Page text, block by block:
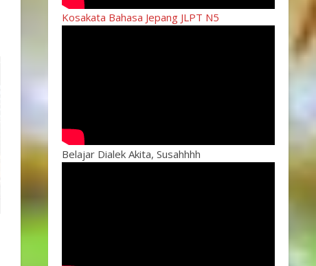
Kosakata Bahasa Jepang JLPT N5
Belajar Dialek Akita, Susahhhh